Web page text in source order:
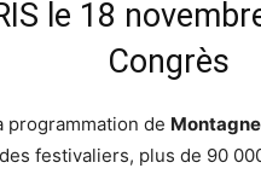
le 18
Congrès
programmation de
festivaliers, plus de 90